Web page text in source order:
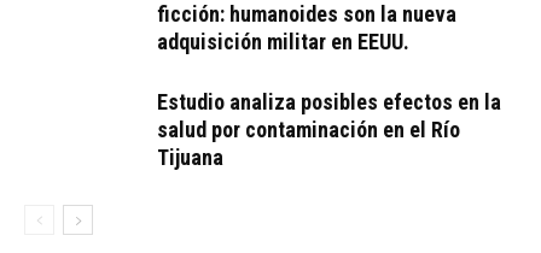
ficción: humanoides son la nueva
adquisición militar en EEUU.
Estudio analiza posibles efectos en la
salud por contaminación en el Río
Tijuana